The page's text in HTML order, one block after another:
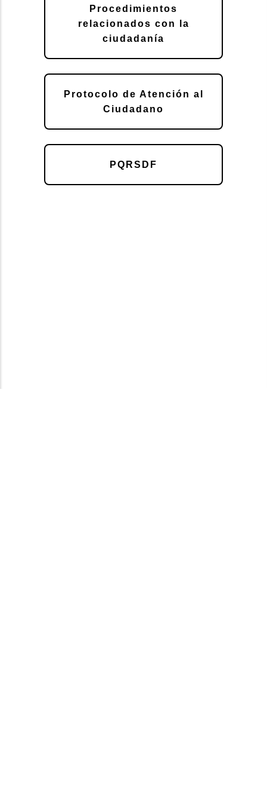
Procedimientos
relacionados con la
ciudadanía
Protocolo de Atención al
Ciudadano
PQRSDF